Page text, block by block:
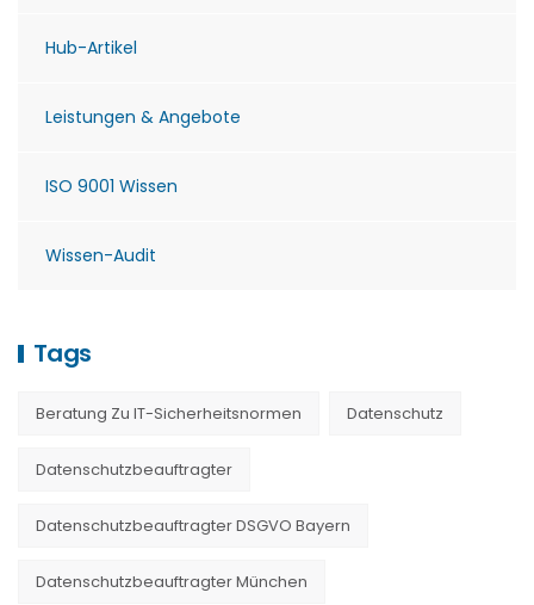
Hub-Artikel
Leistungen & Angebote
ISO 9001 Wissen
Wissen-Audit
Tags
Beratung Zu IT-Sicherheitsnormen Datenschutz
Datenschutzbeauftragter
Datenschutzbeauftragter DSGVO Bayern
Datenschutzbeauftragter München